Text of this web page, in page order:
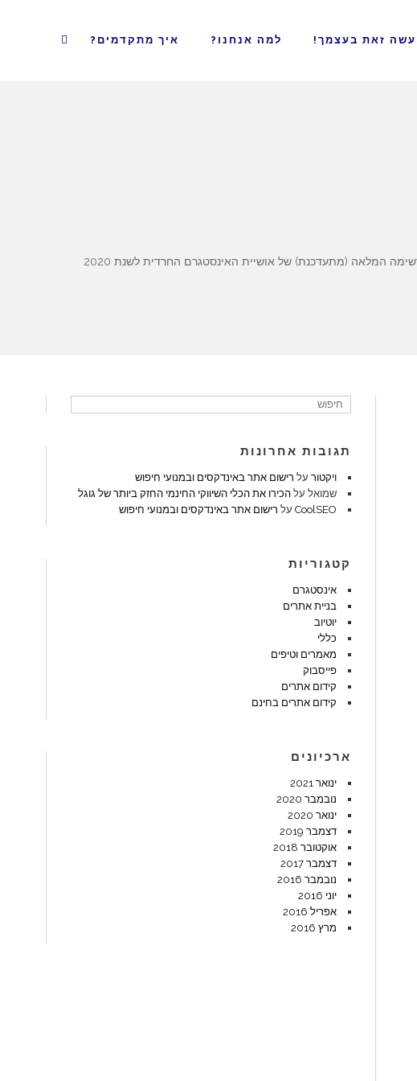
עשה זאת בעצמך! למה אנחנו? איך מתקדמים?
המלאה (מתעדכנת) של אושיית האינסטגרם החרדית לשנת 2020
תגובות אחרונות
ויקטור על רישום אתר באינדקסים ובמנועי חיפוש
שמואל על הכירו את הכלי השיווקי החינמי החזק ביותר של גוגל
CoolSEO על רישום אתר באינדקסים ובמנועי חיפוש
קטגוריות
אינסטגרם
בניית אתרים
יוטיוב
כללי
מאמרים וטיפים
פייסבוק
קידום אתרים
קידום אתרים בחינם
ארכיונים
ינואר 2021
נובמבר 2020
ינואר 2020
דצמבר 2019
אוקטובר 2018
דצמבר 2017
נובמבר 2016
יוני 2016
אפריל 2016
מרץ 2016